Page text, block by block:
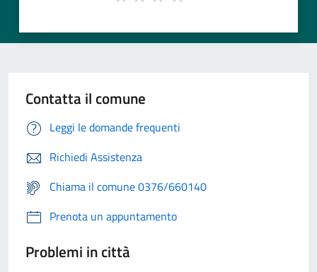
Contatta il comune
Leggi le domande frequenti
Richiedi Assistenza
Chiama il comune 0376/660140
Prenota un appuntamento
Problemi in città